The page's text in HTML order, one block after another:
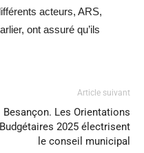
acteurs, ARS,
ont assuré qu’ils
Article suivant
Besançon. Les Orientations
Budgétaires 2025 électrisent
le conseil municipal